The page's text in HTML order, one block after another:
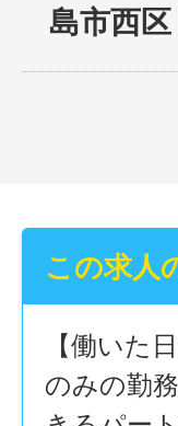
島市西
この求人
【働いた
のみの勤